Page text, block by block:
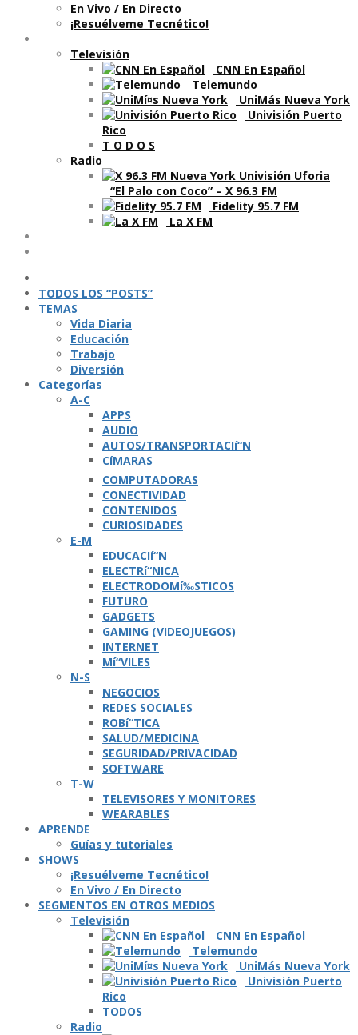
En Vivo / En Directo
¡Resuélveme Tecnético!
Televisión
CNN En Español
Telemundo
UniMás Nueva York
Univisión Puerto
Rico
T O D O S
Radio
“El Palo con Coco” – X 96.3 FM
Fidelity 95.7 FM
La X FM
TODOS LOS “POSTS”
TEMAS
Vida Diaria
Educación
Trabajo
Diversión
Categorí­as
A-C
APPS
AUDIO
AUTOS/TRANSPORTACIí“N
CíMARAS
COMPUTADORAS
CONECTIVIDAD
CONTENIDOS
CURIOSIDADES
E-M
EDUCACIí“N
ELECTRí“NICA
ELECTRODOMí‰STICOS
FUTURO
GADGETS
GAMING (VIDEOJUEGOS)
INTERNET
Mí“VILES
N-S
NEGOCIOS
REDES SOCIALES
ROBí“TICA
SALUD/MEDICINA
SEGURIDAD/PRIVACIDAD
SOFTWARE
T-W
TELEVISORES Y MONITORES
WEARABLES
APRENDE
Guí­as y tutoriales
SHOWS
¡Resuélveme Tecnético!
En Vivo / En Directo
SEGMENTOS EN OTROS MEDIOS
Televisión
CNN En Español
Telemundo
UniMás Nueva York
Univisión Puerto
Rico
TODOS
Radio